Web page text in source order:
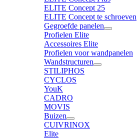
ELITE Concept 25
ELITE Concept te schroeven
Gegroefde panelen
Profielen Elite
Accessoires Elite
Profielen voor wandpanelen
Wandstructuren
STILIPHOS
CYCLOS
YouK
CADRO
MOVIS
Buizen
CUIVRINOX
Elite